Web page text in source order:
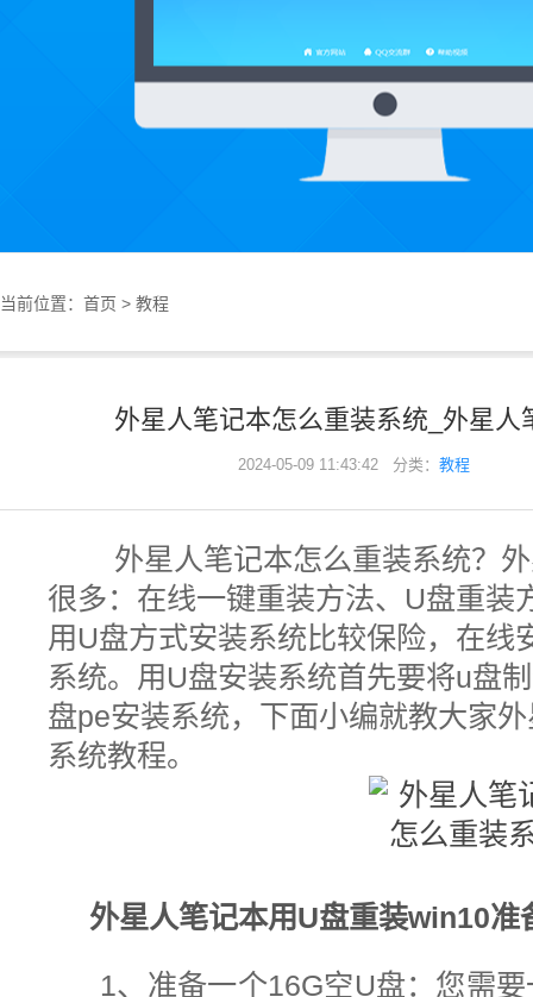
当前位置： 首页 > 教程
外星人笔记本怎么重装系统_外星
2024-05-09 11:43:42 分类： 教程
外星人笔记本怎么重装系统？
很多：在线一键重装方法、U盘重装
用U盘方式安装系统比较保险，在线
系统。 用U盘安装系统首先要将u盘
盘pe安装系统，下面小编就教大家
系统教程。
外星人笔记本用U盘重装win10准
1、 准备一个16G空U盘： 您需